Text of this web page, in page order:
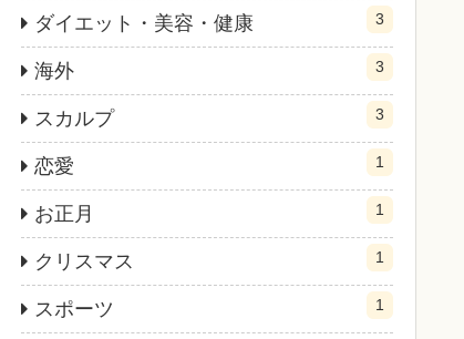
ダイエット・美容・健康 3
海外 3
スカルプ 3
恋愛 1
お正月 1
クリスマス 1
スポーツ 1